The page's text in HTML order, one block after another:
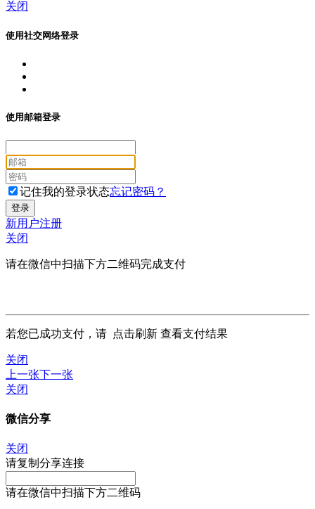
关闭
使用社交网络登录
使用邮箱登录
记住我的登录状态忘记密码？
新用户注册
关闭
请在微信中扫描下方二维码完成支付
若您已成功支付，请 点击刷新 查看支付结果
关闭
上一张下一张
关闭
微信分享
关闭
请复制分享连接
请在微信中扫描下方二维码